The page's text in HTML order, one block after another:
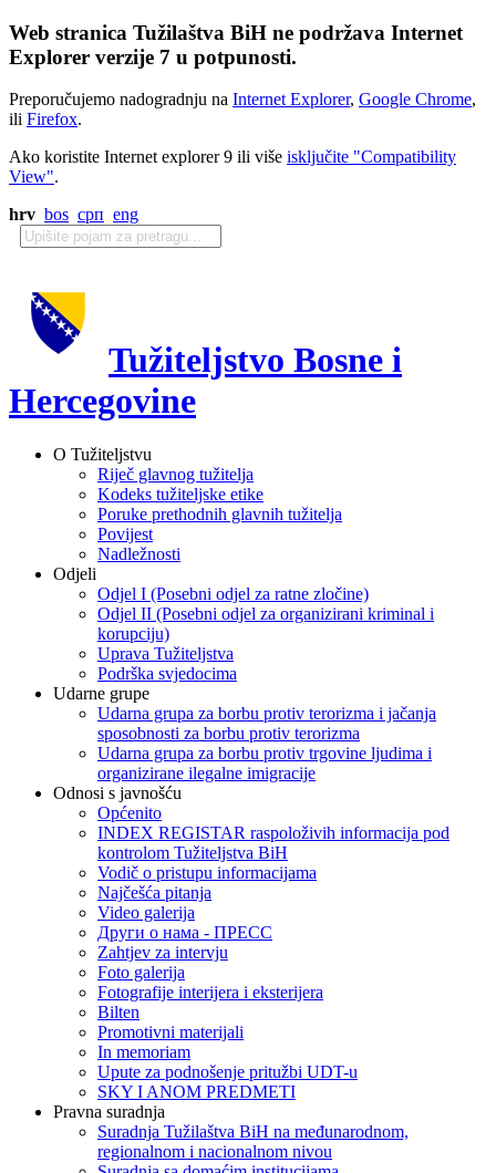
Web stranica Tužilaštva BiH ne podržava Internet
Explorer verzije 7 u potpunosti.
Preporučujemo nadogradnju na Internet Explorer, Google Chrome,
ili Firefox.
Ako koristite Internet explorer 9 ili više isključite "Compatibility
View".
hrv bos срп eng
Tužiteljstvo Bosne i
Hercegovine
O Tužiteljstvu
Riječ glavnog tužitelja
Kodeks tužiteljske etike
Poruke prethodnih glavnih tužitelja
Povijest
Nadležnosti
Odjeli
Odjel I (Posebni odjel za ratne zločine)
Odjel II (Posebni odjel za organizirani kriminal i
korupciju)
Uprava Tužiteljstva
Podrška svjedocima
Udarne grupe
Udarna grupa za borbu protiv terorizma i jačanja
sposobnosti za borbu protiv terorizma
Udarna grupa za borbu protiv trgovine ljudima i
organizirane ilegalne imigracije
Odnosi s javnošću
Općenito
INDEX REGISTAR raspoloživih informacija pod
kontrolom Tužiteljstva BiH
Vodič o pristupu informacijama
Najčešća pitanja
Video galerija
Други о нама - ПРЕСC
Zahtjev za intervju
Foto galerija
Fotografije interijera i eksterijera
Bilten
Promotivni materijali
In memoriam
Upute za podnošenje pritužbi UDT-u
SKY I ANOM PREDMETI
Pravna suradnja
Suradnja Tužilaštva BiH na međunarodnom,
regionalnom i nacionalnom nivou